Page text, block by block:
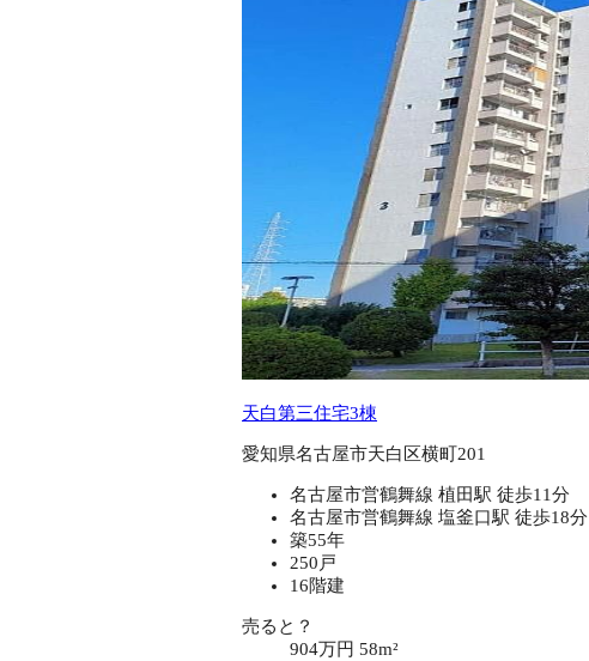
天白第三住宅3棟
愛知県名古屋市天白区横町201
名古屋市営鶴舞線 植田駅 徒歩11分
名古屋市営鶴舞線 塩釜口駅 徒歩18分
築55年
250戸
16階建
売ると？
904万円 58m²